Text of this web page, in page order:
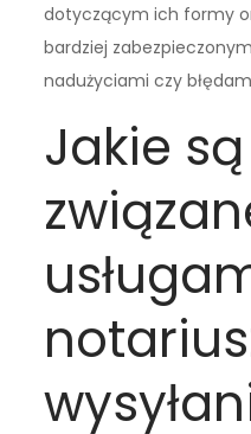
dotyczącym ich formy
bardziej
nadużyciami czy
Jakie